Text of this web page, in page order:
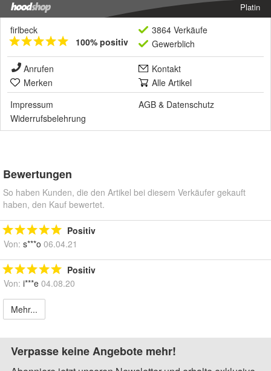
Platin
firlbeck
100% positiv
3864 Verkäufe
Gewerblich
Anrufen
Kontakt
Merken
Alle Artikel
Impressum
AGB & Datenschutz
Widerrufsbelehrung
Bewertungen
So haben Kunden, die den Artikel bei diesem Verkäufer gekauft
haben, den Kauf bewertet.
Positiv
Von: s***o 06.04.21
Positiv
Von: i***e 04.08.20
Mehr...
Verpasse keine Angebote mehr!